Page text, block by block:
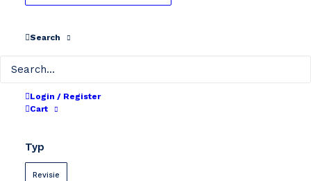
Search
Login / Register
Cart
Mercedes zadelpen
€319
Typ
Revisie